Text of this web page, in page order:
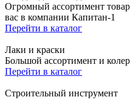
Огромный ассортимент
вас в компании Капитан-1
Перейти в каталог
Лаки и краски
Большой ассортимент и
Перейти в каталог
Строительный инструмент